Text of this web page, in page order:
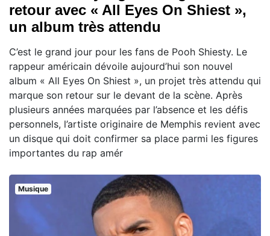
retour avec « All Eyes On Shiest »,
un album très attendu
C’est le grand jour pour les fans de Pooh Shiesty. Le
rappeur américain dévoile aujourd’hui son nouvel
album « All Eyes On Shiest », un projet très attendu qui
marque son retour sur le devant de la scène. Après
plusieurs années marquées par l’absence et les défis
personnels, l’artiste originaire de Memphis revient avec
un disque qui doit confirmer sa place parmi les figures
importantes du rap amér
Musique